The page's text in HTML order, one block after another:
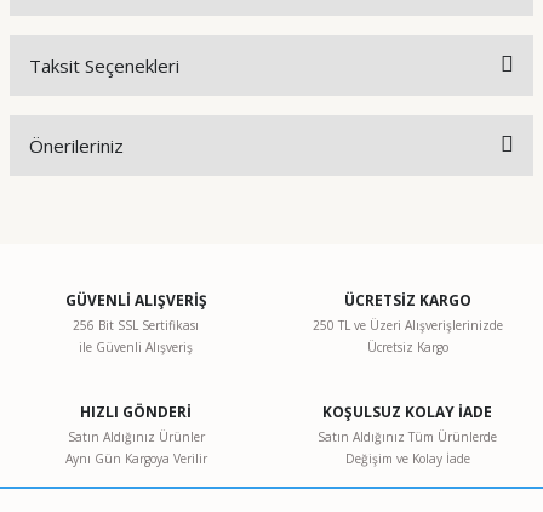
Uv-c
Yorum Yaz
Taksit Seçenekleri
Önerileriniz
Görüş ve önerileriniz için teşekkür ederiz.
Ürün resmi kalitesiz, bozuk veya görüntülenemiyor.
Ürün bilgilerinde hatalar bulunuyor.
Ürün fiyatı diğer sitelerden daha pahalı.
GÜVENLİ ALIŞVERİŞ
256 Bit SSL Sertifikası
ile Güvenli Alışveriş
ÜCRETSİZ KARGO
250 TL ve Üzeri Alışverişlerinizde
Ücretsiz Kargo
HIZLI GÖNDERİ
Satın Aldığınız Ürünler
Aynı Gün Kargoya Verilir
KOŞULSUZ KOLAY İADE
Satın Aldığınız Tüm Ürünlerde
Değişim ve Kolay İade